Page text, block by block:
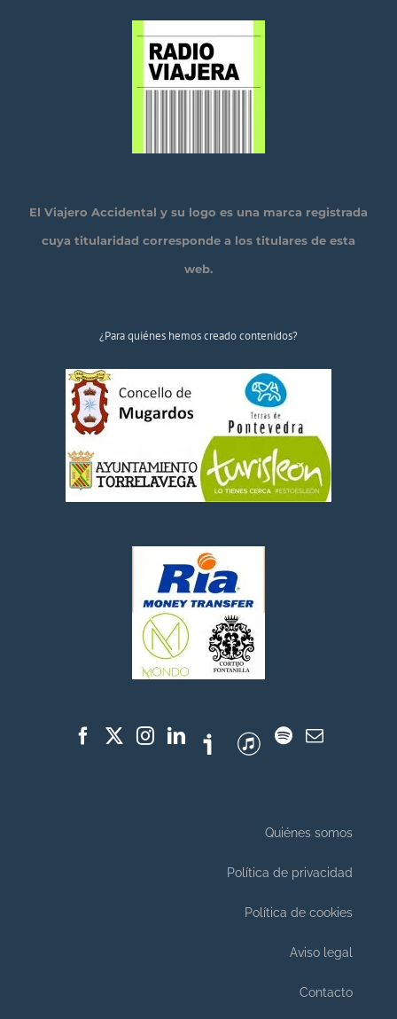
El Viajero Accidental y su logo es una marca registrada
cuya titularidad corresponde a los titulares de esta
web.
¿Para quiénes hemos creado contenidos?
Quiénes somos
Política de privacidad
Política de cookies
Aviso legal
Contacto